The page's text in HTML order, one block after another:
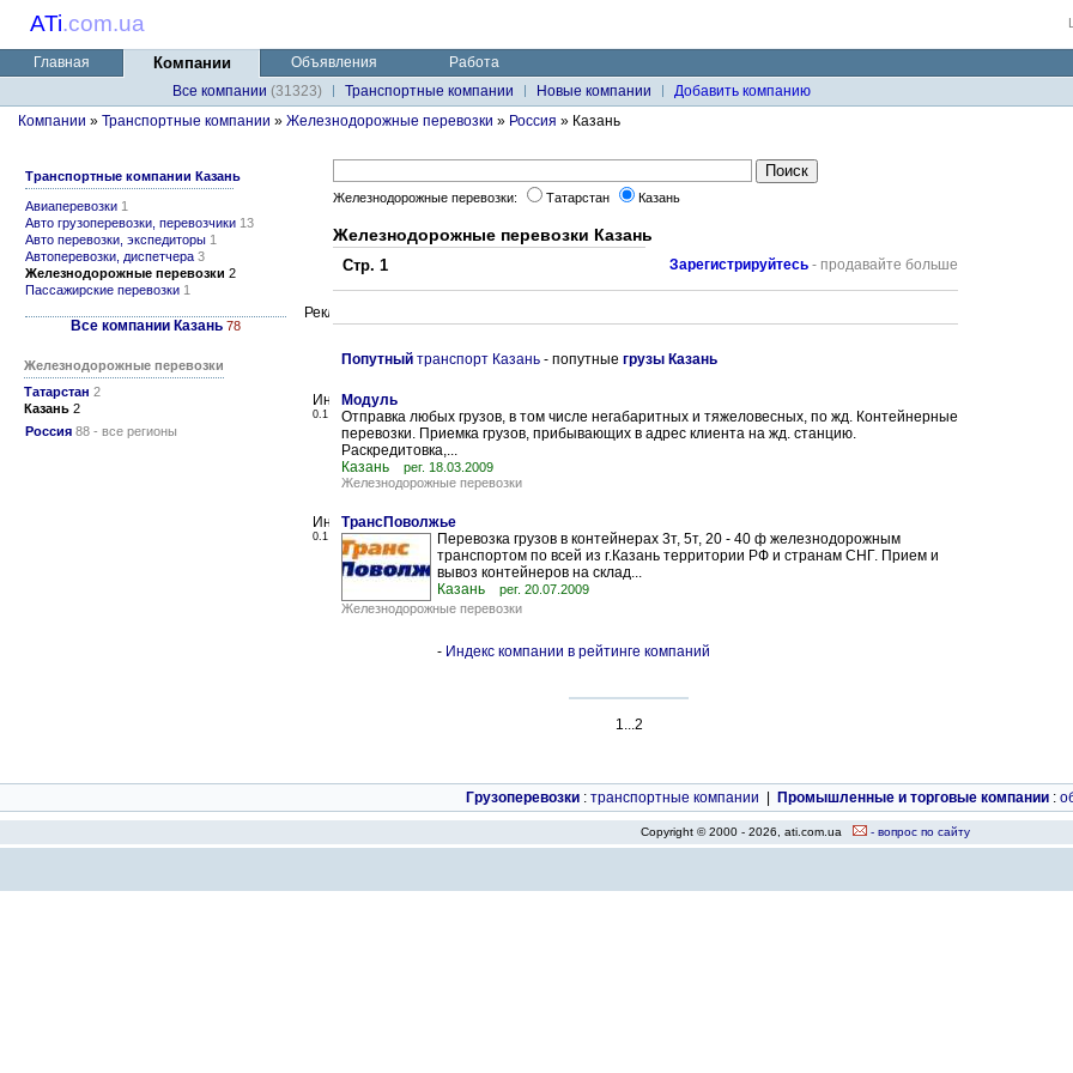
ATi.com.ua
Главная Компании Объявления
Работа
Все компании (31323) Транспортные компании Новые компании
Добавить компанию
Компании » Транспортные компании » Железнодорожные перевозки » Россия » Казань
Транспортные компании Казань
Авиаперевозки 1
Авто грузоперевозки, перевозчики 13
Авто перевозки, экспедиторы 1
Автоперевозки, диспетчера 3
Железнодорожные перевозки 2
Пассажирские перевозки 1
Все компании Казань 78
Железнодорожные перевозки
Татарстан 2
Казань 2
Россия 88 - все регионы
Железнодорожные перевозки: Татарстан Казань
Железнодорожные перевозки Казань
Стр. 1 Зарегистрируйтесь - продавайте больше
Попутный транспорт Казань - попутные грузы Казань
0.1
Модуль
Отправка любых грузов, в том числе негабаритных и тяжеловесных, по жд. Контейнерные
перевозки. Приемка грузов, прибывающих в адрес клиента на жд. станцию.
Раскредитовка,...
Казань
рег. 18.03.2009
Железнодорожные перевозки
0.1
ТрансПоволжье
Перевозка грузов в контейнерах 3т, 5т, 20 - 40 ф железнодорожным
транспортом по всей из г.Казань территории РФ и странам СНГ. Прием и
вывоз контейнеров на склад...
Казань
рег. 20.07.2009
Железнодорожные перевозки
- Индекс компании в рейтинге компаний
1...2
Грузоперевозки : транспортные компании Промышленные и торговые компании :
Copyright © 2000 - 2026, ati.com.ua - вопрос по сайту